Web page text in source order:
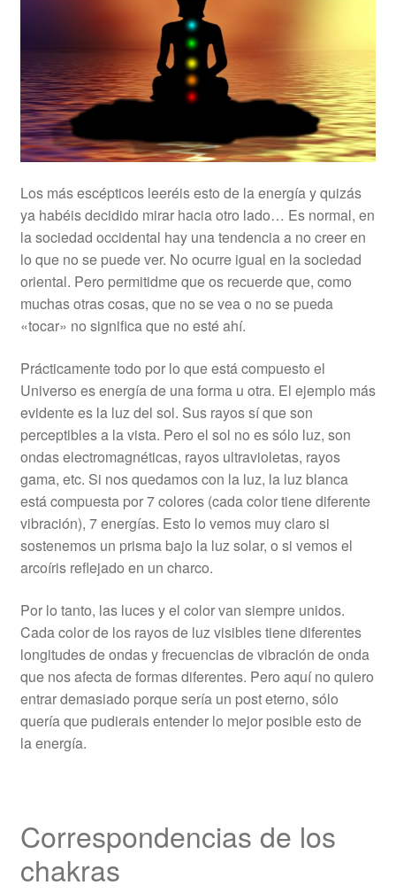
Los más escépticos leeréis esto de la energía y quizás
ya habéis decidido mirar hacia otro lado… Es normal, en
la sociedad occidental hay una tendencia a no creer en
lo que no se puede ver. No ocurre igual en la sociedad
oriental. Pero permitidme que os recuerde que, como
muchas otras cosas, que no se vea o no se pueda
«tocar» no significa que no esté ahí.
Prácticamente todo por lo que está compuesto el
Universo es energía de una forma u otra. El ejemplo más
evidente es la luz del sol. Sus rayos sí que son
perceptibles a la vista. Pero el sol no es sólo luz, son
ondas electromagnéticas, rayos ultravioletas, rayos
gama, etc. Si nos quedamos con la luz, la luz blanca
está compuesta por 7 colores (cada color tiene diferente
vibración), 7 energías. Esto lo vemos muy claro si
sostenemos un prisma bajo la luz solar, o si vemos el
arcoíris reflejado en un charco.
Por lo tanto, las luces y el color van siempre unidos.
Cada color de los rayos de luz visibles tiene diferentes
longitudes de ondas y frecuencias de vibración de onda
que nos afecta de formas diferentes. Pero aquí no quiero
entrar demasiado porque sería un post eterno, sólo
quería que pudierais entender lo mejor posible esto de
la energía.
Correspondencias de los
chakras